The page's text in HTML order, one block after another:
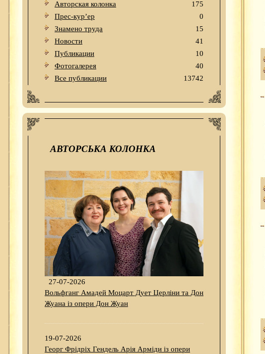
Авторская колонка
175
Прес-кур’ер
0
Знамено труда
15
Новости
41
Публикации
10
Фотогалерея
40
Все публикации
13742
АВТОРСЬКА КОЛОНКА
27-07-2026
Вольфганг Амадей Моцарт Дует Церліни та Дон
Жуана із опери Дон Жуан
19-07-2026
Георг Фрідріх Гендель Арія Арміди із опери